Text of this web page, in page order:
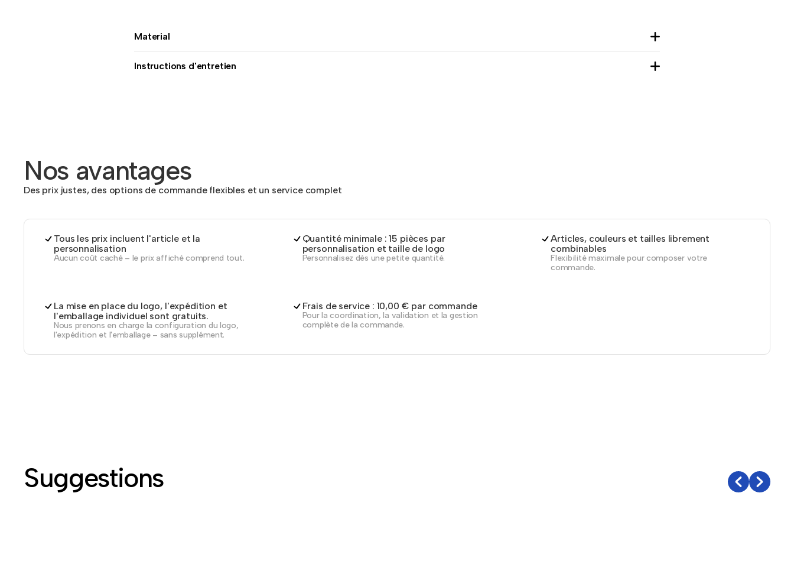
Material
Instructions d'entretien
Nos avantages
Des prix justes, des options de commande flexibles et un service complet
Tous les prix incluent l'article et la
personnalisation
Aucun coût caché – le prix affiché comprend tout.
Quantité minimale : 15 pièces par
personnalisation et taille de logo
Personnalisez dès une petite quantité.
Articles, couleurs et tailles librement
combinables
Flexibilité maximale pour composer votre
commande.
La mise en place du logo, l'expédition et
l'emballage individuel sont gratuits.
Nous prenons en charge la configuration du logo,
l'expédition et l'emballage – sans supplément.
Frais de service : 10,00 € par commande
Pour la coordination, la validation et la gestion
complète de la commande.
Suggestions